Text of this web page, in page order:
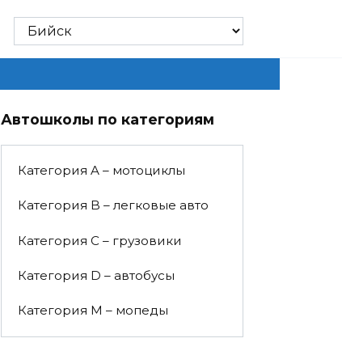
Автошколы по категориям
Категория A – мотоциклы
Категория B – легковые авто
Категория C – грузовики
Категория D – автобусы
Категория M – мопеды